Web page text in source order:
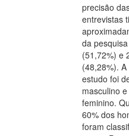
precisão
entrevistas
da
(51,72%) e
(48,28%).
estudo foi
masculino
feminino.
60% dos
foram